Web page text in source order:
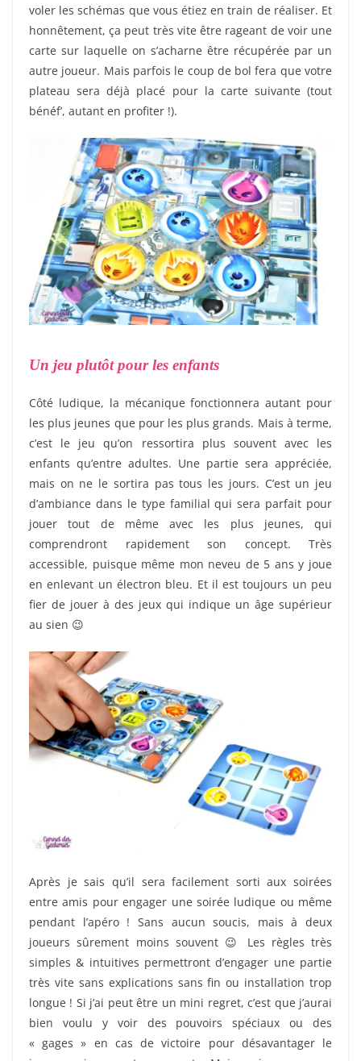
voler les schémas que vous étiez en train de réaliser. Et
honnêtement, ça peut très vite être rageant de voir une
carte sur laquelle on s’acharne être récupérée par un
autre joueur. Mais parfois le coup de bol fera que votre
plateau sera déjà placé pour la carte suivante (tout
bénéf’, autant en profiter !).
Un jeu plutôt pour les enfants
Côté ludique, la mécanique fonctionnera autant pour
les plus jeunes que pour les plus grands. Mais à terme,
c’est le jeu qu’on ressortira plus souvent avec les
enfants qu’entre adultes. Une partie sera appréciée,
mais on ne le sortira pas tous les jours. C’est un jeu
d’ambiance dans le type familial qui sera parfait pour
jouer tout de même avec les plus jeunes, qui
comprendront rapidement son concept. Très
accessible, puisque même mon neveu de 5 ans y joue
en enlevant un électron bleu. Et il est toujours un peu
fier de jouer à des jeux qui indique un âge supérieur
au sien 😉
Après je sais qu’il sera facilement sorti aux soirées
entre amis pour engager une soirée ludique ou même
pendant l’apéro ! Sans aucun soucis, mais à deux
joueurs sûrement moins souvent 😉 Les règles très
simples & intuitives permettront d’engager une partie
très vite sans explications sans fin ou installation trop
longue ! Si j’ai peut être un mini regret, c’est que j’aurai
bien voulu y voir des pouvoirs spéciaux ou des
« gages » en cas de victoire pour désavantager le